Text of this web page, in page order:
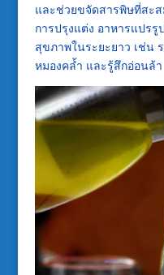
และช่วยขจัดสารพิษที่สะส
การปรุงแต่ง อาหารแปร
สุขภาพในระยะยาว เช่น
หมองคล้ำ และรู้สึกอ่อนล้า